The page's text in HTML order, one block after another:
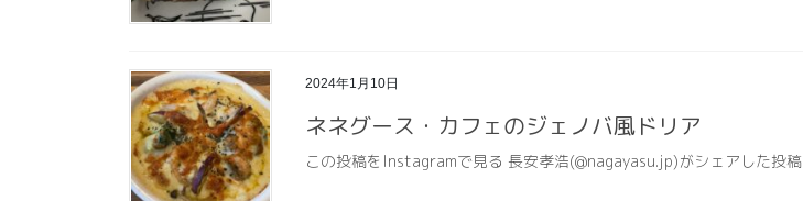
2024年1月10日
ネネグース・カフェのジェノバ風ドリア
この投稿をInstagramで見る 長安孝浩(@nagayasu.jp)がシェアした投稿